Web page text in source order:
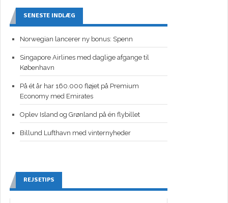
SENESTE INDLÆG
Norwegian lancerer ny bonus: Spenn
Singapore Airlines med daglige afgange til
København
På ét år har 160.000 fløjet på Premium
Economy med Emirates
Oplev Island og Grønland på én flybillet
Billund Lufthavn med vinternyheder
REJSETIPS